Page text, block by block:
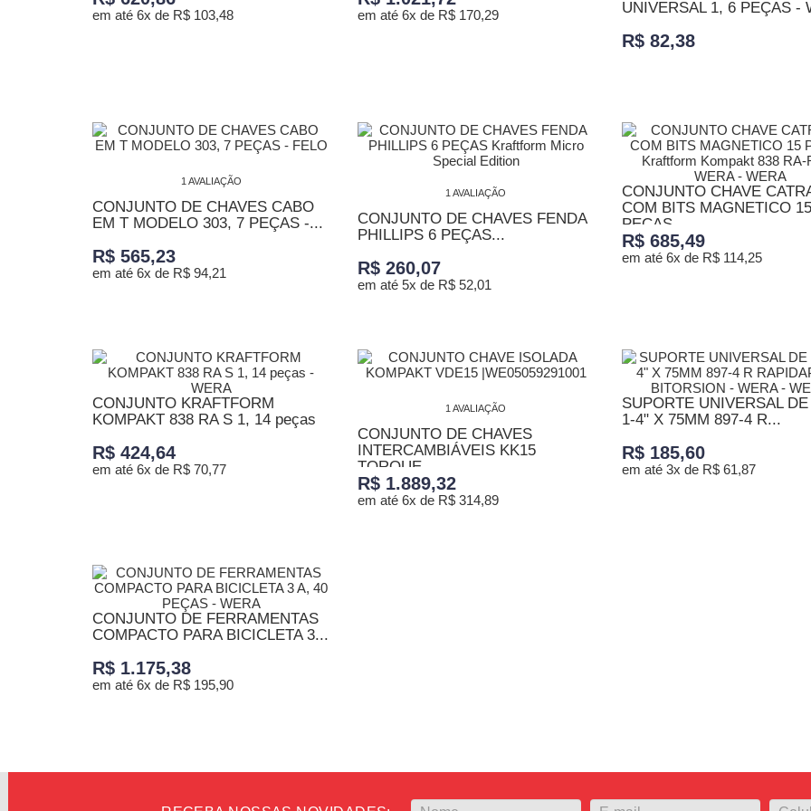
em até 6x de R$ 103,48 em até 6x de R$ 170,29 UNIVERSAL 1, 6 PEÇAS -
R$ 82,38
1 AVALIAÇÃO
CONJUNTO DE CHAVES CABO
EM T MODELO 303, 7 PEÇAS -...
R$ 565,23
em até 6x de R$ 94,21
1 AVALIAÇÃO
CONJUNTO DE CHAVES FENDA
PHILLIPS 6 PEÇAS...
R$ 260,07
em até 5x de R$ 52,01
CONJUNTO CHAVE
COM BITS MAGNETICO 15
PEÇAS...
R$ 685,49
em até 6x de R$ 114,25
CONJUNTO KRAFTFORM
KOMPAKT 838 RA S 1, 14 peças
R$ 424,64
em até 6x de R$ 70,77
1 AVALIAÇÃO
CONJUNTO DE CHAVES
INTERCAMBIÁVEIS KK15
TORQUE...
R$ 1.889,32
em até 6x de R$ 314,89
SUPORTE UNIVERSAL
1-4" X 75MM 897-4 R...
R$ 185,60
em até 3x de R$ 61,87
CONJUNTO DE FERRAMENTAS
COMPACTO PARA BICICLETA 3...
R$ 1.175,38
em até 6x de R$ 195,90